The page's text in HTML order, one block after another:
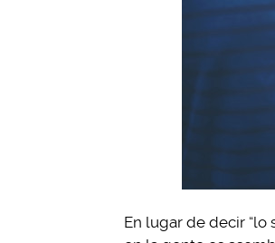
En lugar de decir “lo